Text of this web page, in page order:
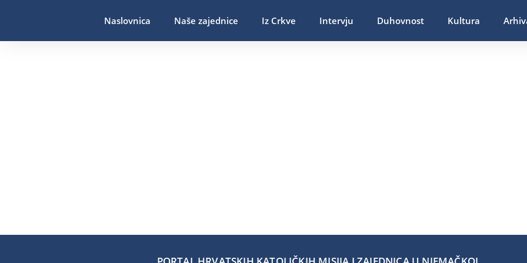
Naslovnica Naše zajednice Iz Crkve Intervju Duhovnost Kultura